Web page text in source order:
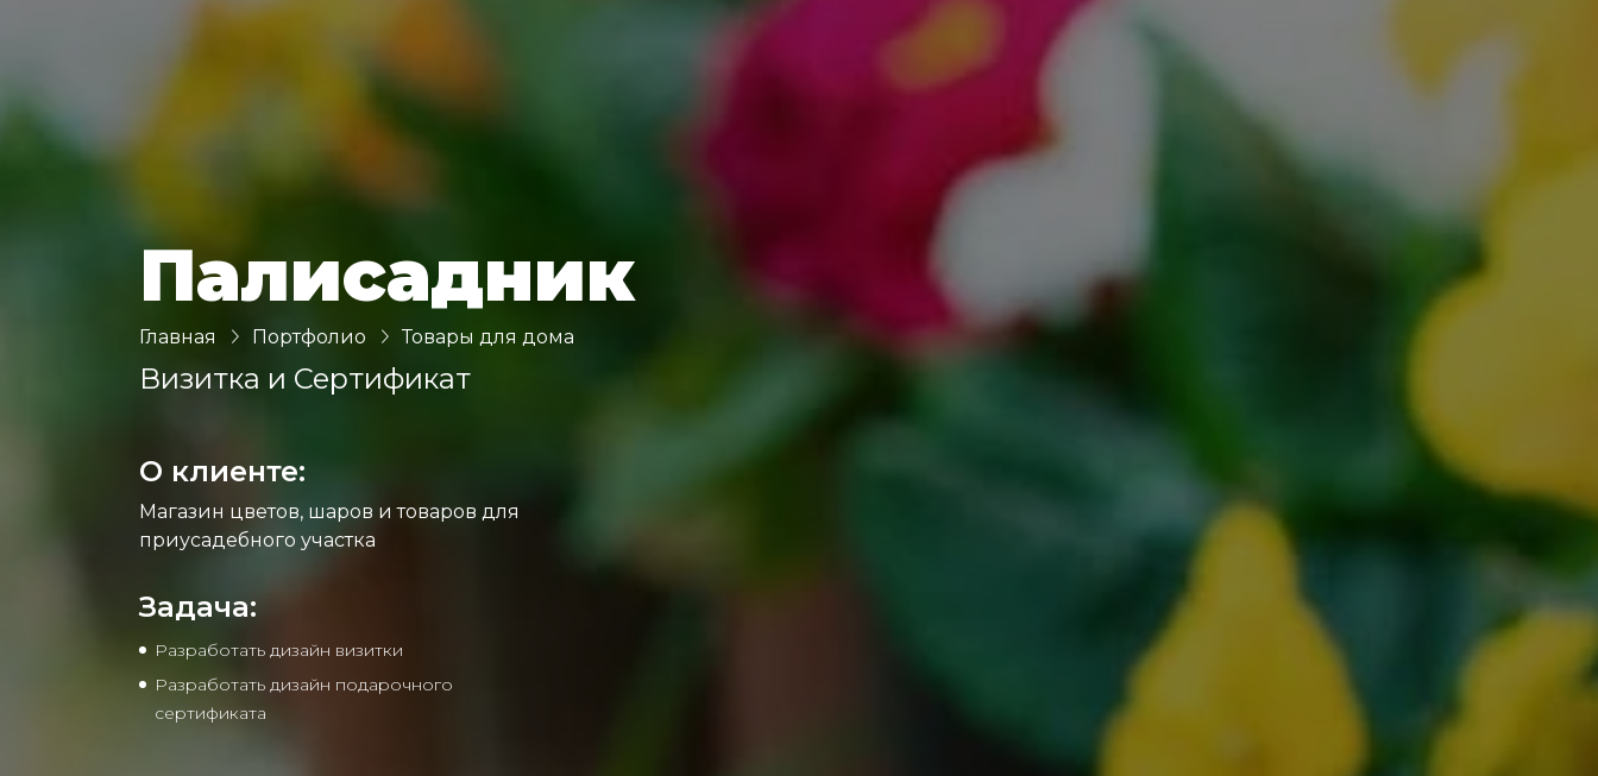
Палисадник
Главная Портфолио Товары для дома
Визитка и Сертификат
О клиенте:
Магазин цветов, шаров и товаров для
приусадебного участка
Задача:
Разработать дизайн визитки
Разработать дизайн подарочного
сертификата